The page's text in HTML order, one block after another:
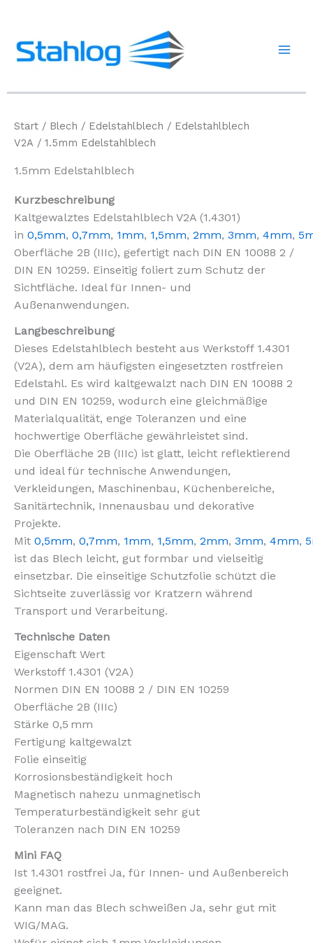
springen
Start / Blech / Edelstahlblech / Edelstahlblech
V2A / 1.5mm Edelstahlblech
1.5mm Edelstahlblech
Kurzbeschreibung
Kaltgewalztes Edelstahlblech V2A (1.4301)
in 0,5mm, 0,7mm, 1mm, 1,5mm, 2mm, 3mm, 4mm,
Oberfläche 2B (IIIc), gefertigt nach DIN EN 10088 2 /
DIN EN 10259. Einseitig foliert zum Schutz der
Sichtfläche. Ideal für Innen- und
Außenanwendungen.
Langbeschreibung
Dieses Edelstahlblech besteht aus Werkstoff 1.4301
(V2A), dem am häufigsten eingesetzten rostfreien
Edelstahl. Es wird kaltgewalzt nach DIN EN 10088 2
und DIN EN 10259, wodurch eine gleichmäßige
Materialqualität, enge Toleranzen und eine
hochwertige Oberfläche gewährleistet sind.
Die Oberfläche 2B (IIIc) ist glatt, leicht reflektierend
und ideal für technische Anwendungen,
Verkleidungen, Maschinenbau, Küchenbereiche,
Sanitärtechnik, Innenausbau und dekorative
Projekte.
Mit 0,5mm, 0,7mm, 1mm, 1,5mm, 2mm, 3mm, 4mm,
ist das Blech leicht, gut formbar und vielseitig
einsetzbar. Die einseitige Schutzfolie schützt die
Sichtseite zuverlässig vor Kratzern während
Transport und Verarbeitung.
Technische Daten
Eigenschaft Wert
Werkstoff 1.4301 (V2A)
Normen DIN EN 10088 2 / DIN EN 10259
Oberfläche 2B (IIIc)
Stärke 0,5 mm
Fertigung kaltgewalzt
Folie einseitig
Korrosionsbeständigkeit hoch
Magnetisch nahezu unmagnetisch
Temperaturbeständigkeit sehr gut
Toleranzen nach DIN EN 10259
Mini FAQ
Ist 1.4301 rostfrei Ja, für Innen- und Außenbereich
geeignet.
Kann man das Blech schweißen Ja, sehr gut mit
WIG/MAG.